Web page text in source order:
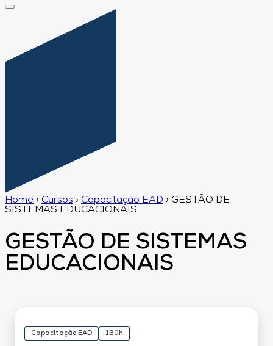
Home › Cursos › Capacitação EAD › GESTÃO DE
SISTEMAS EDUCACIONAIS
GESTÃO DE SISTEMAS
EDUCACIONAIS
Capacitação EAD 120h